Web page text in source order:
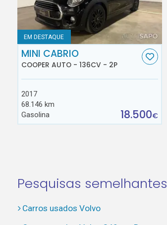
EM DESTAQUE
MINI CABRIO
COOPER AUTO - 136CV - 2P
2017
68.146 km
Gasolina
18.500€
Pesquisas semelhantes
Carros usados Volvo